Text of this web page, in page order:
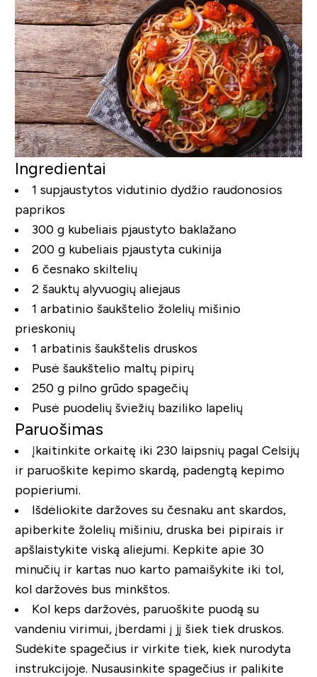
Ingredientai
1 supjaustytos vidutinio dydžio raudonosios
paprikos
300 g kubeliais pjaustyto baklažano
200 g kubeliais pjaustyta cukinija
6 česnako skiltelių
2 šauktų alyvuogių aliejaus
1 arbatinio šaukštelio žolelių mišinio
prieskonių
1 arbatinis šaukštelis druskos
Pusė šaukštelio maltų pipirų
250 g pilno grūdo spagečių
Pusė puodelių šviežių baziliko lapelių
Paruošimas
Įkaitinkite orkaitę iki 230 laipsnių pagal Celsijų
ir paruoškite kepimo skardą, padengtą kepimo
popieriumi.
Išdėliokite daržoves su česnaku ant skardos,
apiberkite žolelių mišiniu, druska bei pipirais ir
apšlaistykite viską aliejumi. Kepkite apie 30
minučių ir kartas nuo karto pamaišykite iki tol,
kol daržovės bus minkštos.
Kol keps daržovės, paruoškite puodą su
vandeniu virimui, įberdami į jį šiek tiek druskos.
Sudėkite spagečius ir virkite tiek, kiek nurodyta
instrukcijoje. Nusausinkite spagečius ir palikite